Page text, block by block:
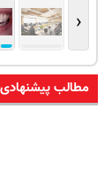
‹
مطالب پیشنهادی